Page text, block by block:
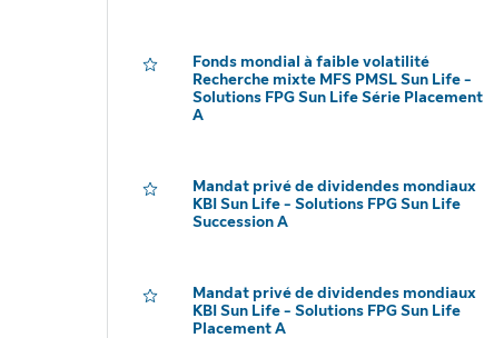
Fonds mondial à faible volatilité
Recherche mixte MFS PMSL Sun Life -
Solutions FPG Sun Life Série Placement
A
Mandat privé de dividendes mondiaux
KBI Sun Life - Solutions FPG Sun Life
Succession A
Mandat privé de dividendes mondiaux
KBI Sun Life - Solutions FPG Sun Life
Placement A